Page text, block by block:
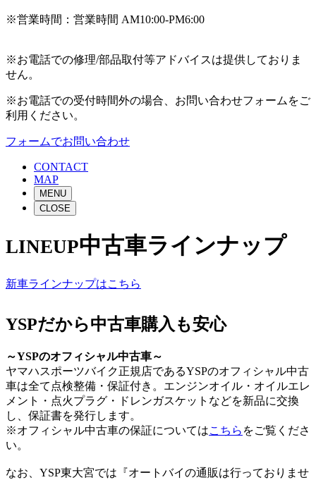
※営業時間：営業時間 AM10:00-PM6:00
※お電話での修理/部品取付等アドバイスは提供しておりま
せん。
※お電話での受付時間外の場合、お問い合わせフォームをご
利用ください。
フォームでお問い合わせ
CONTACT
MAP
MENU
CLOSE
LINEUP中古車ラインナップ
新車ラインナップはこちら
YSPだから中古車購入も安心
～YSPのオフィシャル中古車～
ヤマハスポーツバイク正規店であるYSPのオフィシャル中古
車は全て点検整備・保証付き。エンジンオイル・オイルエレ
メント・点火プラグ・ドレンガスケットなどを新品に交換
し、保証書を発行します。
※オフィシャル中古車の保証についてはこちら をご覧くださ
い。
なお、YSP東大宮では『オートバイの通販は行っておりませ